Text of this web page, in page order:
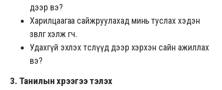
дээр вэ?
Харилцаагаа сайжруулахад минь туслах хэдэн
зөвлөгөө хэлж өгөөч.
Удахгүй эхлэх төслүүд дээр хэрхэн сайн ажиллах
вэ?
3. Танилын хүрээгээ тэлэх